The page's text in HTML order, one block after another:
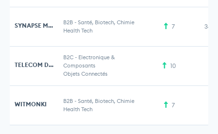
SYNAPSE MEDICINE B2B - Santé, Biotech, Chimie
Health Tech
7
TELECOM DESIGN
B2C - Electronique &
Composants
Objets Connectés
10
WITMONKI B2B - Santé, Biotech, Chimie
Health Tech
7